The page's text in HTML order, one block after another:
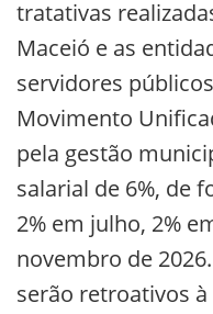
tratativas
Maceió e as
servidores
Movimento
pela gestão
salarial de 6%, de
2% em julho, 2%
novembro de
serão retroativos